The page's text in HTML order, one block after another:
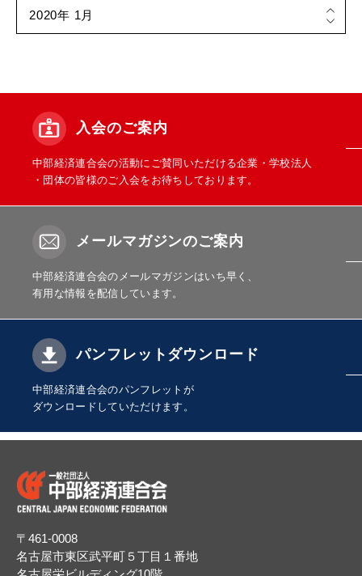
入会のご案内
中部経済連合会の活動にご賛同いただける企業・学校法人
・団体の皆様のご入会をお待ちしております。
メールマガジンのご案内
中部経済連合会のメールマガジンはいち早く、
有用な情報を配信しています。
パンフレットダウンロード
中部経済連合会のパンフレットが
ダウンロードしていただけます。
〒461-0008
名古屋市東区武平町５丁目１番地